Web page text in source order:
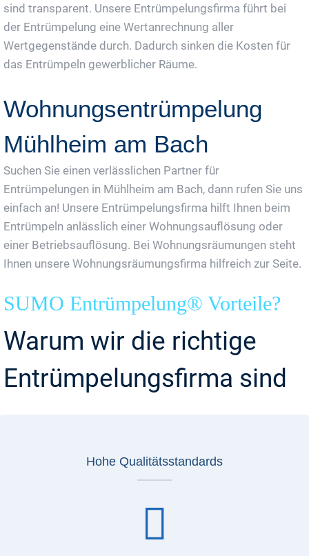
sind transparent. Unsere Entrümpelungsfirma führt bei
der Entrümpelung eine Wertanrechnung aller
Wertgegenstände durch. Dadurch sinken die Kosten für
das Entrümpeln gewerblicher Räume.
Wohnungsentrümpelung
Mühlheim am Bach
Suchen Sie einen verlässlichen Partner für
Entrümpelungen in Mühlheim am Bach, dann rufen Sie uns
einfach an! Unsere Entrümpelungsfirma hilft Ihnen beim
Entrümpeln anlässlich einer Wohnungsauflösung oder
einer Betriebsauflösung. Bei Wohnungsräumungen steht
Ihnen unsere Wohnungsräumungsfirma hilfreich zur Seite.
SUMO Entrümpelung® Vorteile?
Warum wir die richtige
Entrümpelungsfirma sind
Hohe Qualitätsstandards